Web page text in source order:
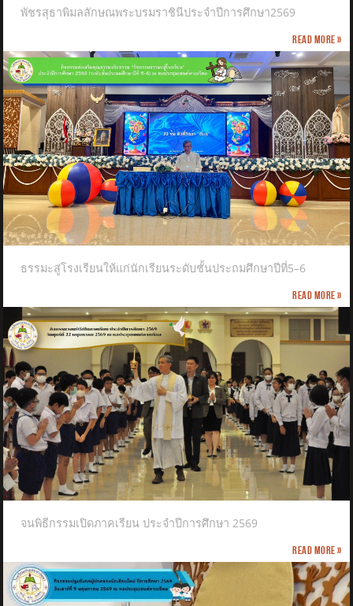
พัชรสุธาพิมลลักษณพระบรมราชินีประจำปีการศึกษา2569
Read more »
ธรรมะสู่โรงเรียนให้แก่นักเรียนระดับชั้นประถมศึกษาปีที่5–6
Read more »
จนพิธีกรรมเปิดภาคเรียน ประจำปีการศึกษา 2569
Read more »